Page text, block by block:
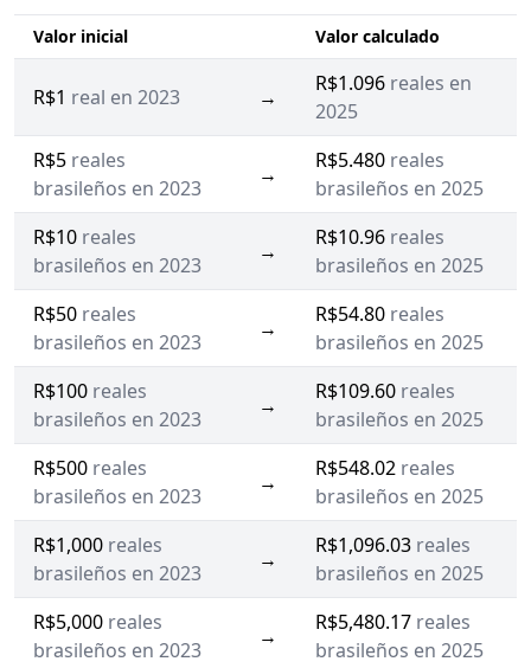
Valor inicial Valor calculado
R$1 real en 2023 →
R$1.096 reales en
2025
R$5 reales
brasileños en 2023
→
R$5.480 reales
brasileños en 2025
R$10 reales
brasileños en 2023
→
R$10.96 reales
brasileños en 2025
R$50 reales
brasileños en 2023
→
R$54.80 reales
brasileños en 2025
R$100 reales
brasileños en 2023
→
R$109.60 reales
brasileños en 2025
R$500 reales
brasileños en 2023
→
R$548.02 reales
brasileños en 2025
R$1,000 reales
brasileños en 2023
→
R$1,096.03 reales
brasileños en 2025
R$5,000 reales
brasileños en 2023
→
R$5,480.17 reales
brasileños en 2025